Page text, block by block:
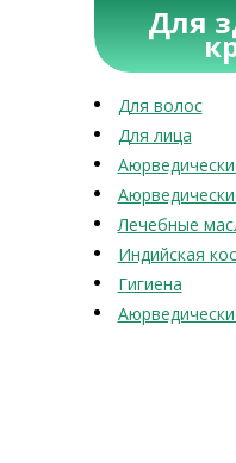
Для
Для волос
Для лица
Лечебные
Индийская
Гигиена